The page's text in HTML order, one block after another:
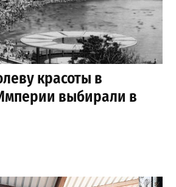
красоты в
выбирали в